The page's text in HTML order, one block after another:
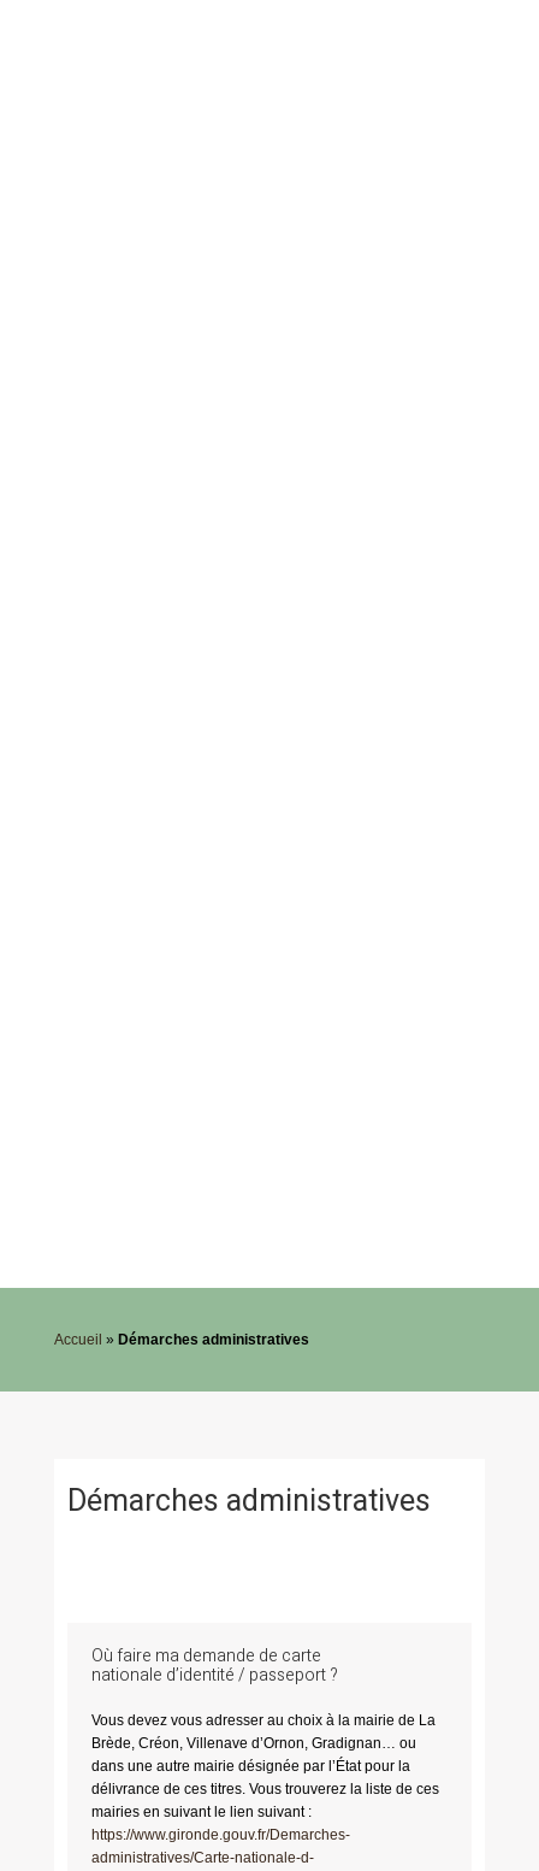
Accueil » Démarches administratives
Démarches administratives
Où faire ma demande de carte
nationale d’identité / passeport ?
Vous devez vous adresser au choix à la mairie de La
Brède, Créon, Villenave d’Ornon, Gradignan… ou
dans une autre mairie désignée par l’État pour la
délivrance de ces titres. Vous trouverez la liste de ces
mairies en suivant le lien suivant :
https://www.gironde.gouv.fr/Demarches-
administratives/Carte-nationale-d-